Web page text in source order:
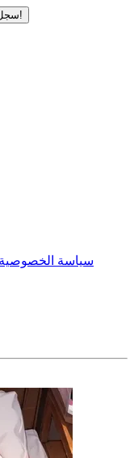
لاستخدام الأدوات!
سياسة الخصوصية